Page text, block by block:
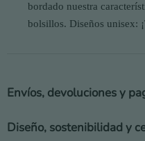
bordado nuestra
bolsillos. Diseños unisex:
Envíos, devoluciones y
Diseño, sostenibilidad y